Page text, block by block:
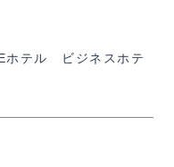
テル ビジネスホテ